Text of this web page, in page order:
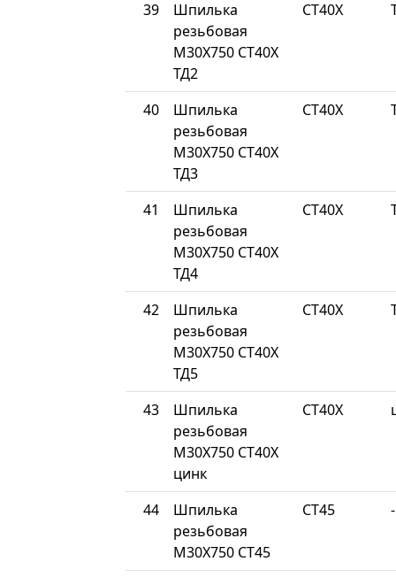
39
Шпилька
резьбовая
М30Х750 СТ40Х
ТД2
СТ40Х
40
Шпилька
резьбовая
М30Х750 СТ40Х
ТД3
СТ40Х
41
Шпилька
резьбовая
М30Х750 СТ40Х
ТД4
СТ40Х
42
Шпилька
резьбовая
М30Х750 СТ40Х
ТД5
СТ40Х
43
Шпилька
резьбовая
М30Х750 СТ40Х
цинк
СТ40Х
44
Шпилька
резьбовая
М30Х750 СТ45
СТ45 -